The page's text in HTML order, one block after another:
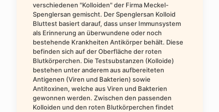
verschiedenen "Kolloiden" der Firma Meckel-
Spenglersan gemischt. Der Spenglersan Kolloid
Bluttest basiert darauf, dass unser Immunsystem
als Erinnerung an überwundene oder noch
bestehende Krankheiten Antikörper behält. Diese
befinden sich auf der Oberfläche der roten
Blutkörperchen. Die Testsubstanzen (Kolloide)
bestehen unter anderem aus aufbereiteten
Antigenen (Viren und Bakterien) sowie
Antitoxinen, welche aus Viren und Bakterien
gewonnen werden. Zwischen den passenden
Kolloiden und den roten Blutkörperchen findet